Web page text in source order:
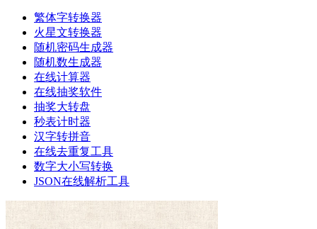
繁体字转换器
火星文转换器
随机密码生成器
随机数生成器
在线计算器
在线抽奖软件
抽奖大转盘
秒表计时器
汉字转拼音
在线去重复工具
数字大小写转换
JSON在线解析工具